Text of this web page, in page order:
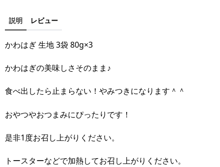
説明 レビュー
かわはぎ 生地 3袋 80g×3
かわはぎの美味しさそのまま♪
食べ出したら止まらない！やみつきになります＾＾
おやつやおつまみにぴったりです！
是非1度お召し上がりください。
トースターなどで加熱してお召し上がりください。